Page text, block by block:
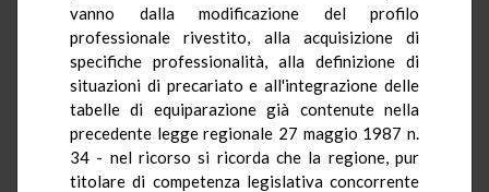
vanno dalla modificazione del profilo
professionale rivestito, alla acquisizione di
specifiche professionalità, alla definizione di
situazioni di precariato e all'integrazione delle
tabelle di equiparazione già contenute nella
precedente legge regionale 27 maggio 1987 n.
34 - nel ricorso si ricorda che la regione, pur
titolare di competenza legislativa concorrente